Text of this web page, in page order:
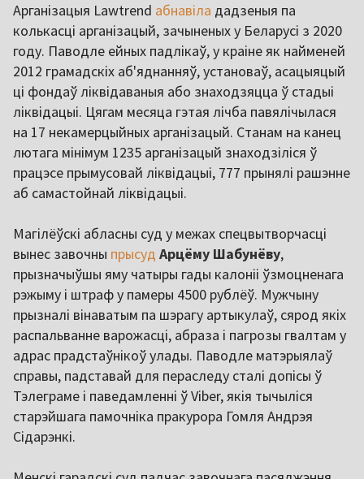
Арганізацыя Lawtrend абнавіла дадзеныя па
колькасці арганізацый, зачыненых у Беларусі з 2020
году. Паводле ейных падлікаў, у краіне як найменей
2012 грамадскіх аб'яднанняў, установаў, асацыяцый
ці фондаў ліквідаваныя або знаходзяцца ў стадыі
ліквідацыі. Цягам месяца гэтая лічба павялічылася
на 17 некамерцыйных арганізацый. Станам на канец
лютага мінімум 1235 арганізацый знаходзіліся ў
працэсе прымусовай ліквідацыі, 777 прынялі рашэнне
аб самастойнай ліквідацыі.
Магілёўскі абласны суд у межах спецвытворчасці
вынес завочны прысуд Арцёму Шабунёву,
прызначыўшы яму чатыры гады калоніі ўзмоцненага
рэжыму і штраф у памеры 4500 рублёў. Мужчыну
прызналі вінаватым па шэрагу артыкулаў, сярод якіх
распальванне варожасці, абраза і пагрозы гвалтам у
адрас прадстаўнікоў улады. Паводле матэрыялаў
справы, падставай для пераследу сталі допісы ў
Тэлеграме і паведамленні ў Viber, якія тычыліся
старэйшага памочніка пракурора Гомля Андрэя
Сідарэнкі.